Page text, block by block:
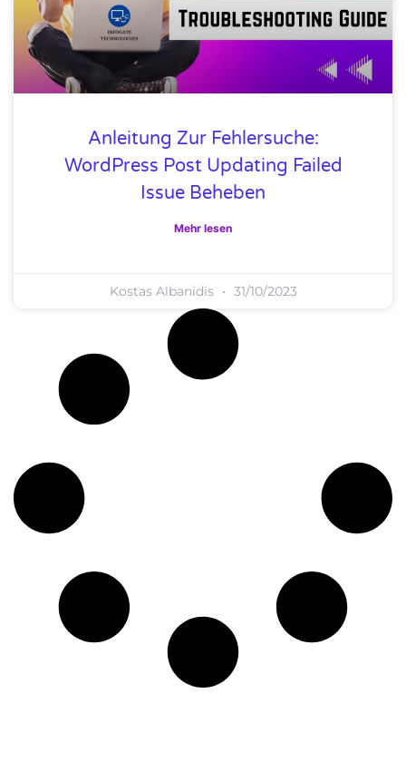
Anleitung Zur Fehlersuche:
WordPress Post Updating Failed
Issue Beheben
Mehr lesen
Kostas Albanidis 31/10/2023